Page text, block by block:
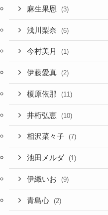
麻生果恩 (3)
浅川梨奈 (6)
今村美月 (1)
伊藤愛真 (2)
榎原依那 (11)
井桁弘恵 (10)
相沢菜々子 (7)
池田メルダ (1)
伊織いお (9)
青島心 (2)